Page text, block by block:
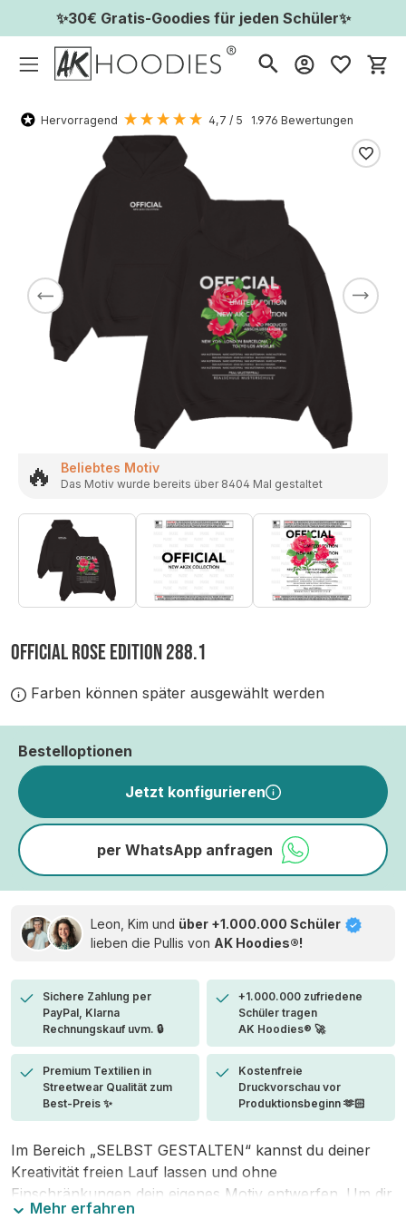
✨30€ Gratis-Goodies für jeden Schüler✨
Hervorragend 4,7 / 5 1.976 Bewertungen
🔥 Beliebtes Motiv
Das Motiv wurde bereits über 8404 Mal gestaltet
OFFICIAL ROSE EDITION 288.1
Farben können später ausgewählt werden
Bestelloptionen
Jetzt konfigurieren
per WhatsApp anfragen
Leon, Kim und über +1.000.000 Schüler
lieben die Pullis von AK Hoodies®!
Sichere Zahlung per
PayPal, Klarna
Rechnungskauf uvm. 🔒
+1.000.000 zufriedene
Schüler tragen
AK Hoodies® 🚀
Premium Textilien in
Streetwear Qualität zum
Best-Preis ✨
Kostenfreie
Druckvorschau vor
Produktionsbeginn 🫶🏻
Im Bereich „SELBST GESTALTEN“ kannst du deiner
Kreativität freien Lauf lassen und ohne
Einschränkungen dein eigenes Motiv entwerfen. Um dir
Mehr erfahren